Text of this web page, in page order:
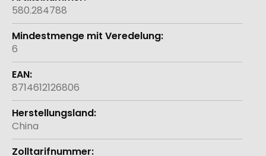
580.284788
6
8714612126806
China